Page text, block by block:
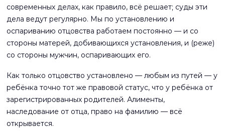
современных делах, как правило, всё решает; суды эти
дела ведут регулярно. Мы по установлению и
оспариванию отцовства работаем постоянно — и со
стороны матерей, добивающихся установления, и (реже)
со стороны мужчин, оспаривающих его.
Как только отцовство установлено — любым из путей — у
ребёнка точно тот же правовой статус, что у ребёнка от
зарегистрированных родителей. Алименты,
наследование от отца, право на фамилию — всё
открывается.